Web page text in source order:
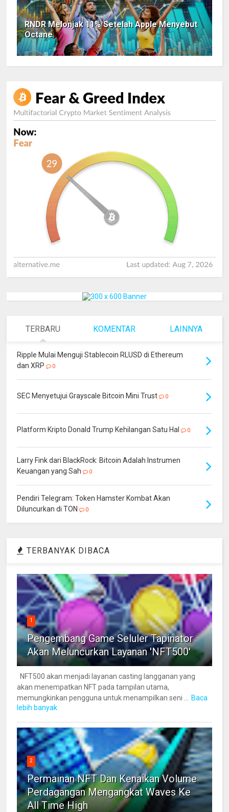
RNDR Melonjak 11% Setelah Apple Menyebut
Octane
TERBARU KOMENTAR LAINNYA
Ripple Mulai Menguji Stablecoin RLUSD di Ethereum
dan XRP
0
SEC Menyetujui Grayscale Bitcoin Mini Trust 0
Platform Kripto Donald Trump Kehilangan Satu Hal 0
Larry Fink dari BlackRock: Bitcoin Adalah Instrumen
Keuangan yang Sah
0
Pendiri Telegram: Token Hamster Kombat Akan
Diluncurkan di TON
0
TERBANYAK DIBACA
1
Pengembang Game Seluler Tapinator
Akan Meluncurkan Layanan 'NFT500'
NFT500 akan menjadi layanan casting langganan yang
akan menempatkan NFT pada tampilan utama,
memungkinkan pengguna untuk menampilkan seni ...
Baca
lebih banyak
2
Permainan NFT Dan Kenaikan Volume
Perdagangan Mengangkat Waves Ke
All Time High